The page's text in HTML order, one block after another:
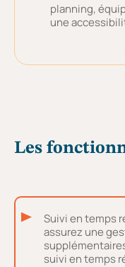
planning,
une
Les
Suivi en temps
assurez une
suivi en temps